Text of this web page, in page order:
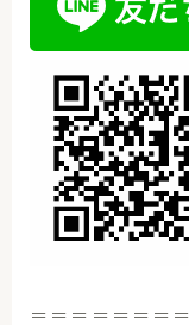
＝＝＝＝＝＝＝